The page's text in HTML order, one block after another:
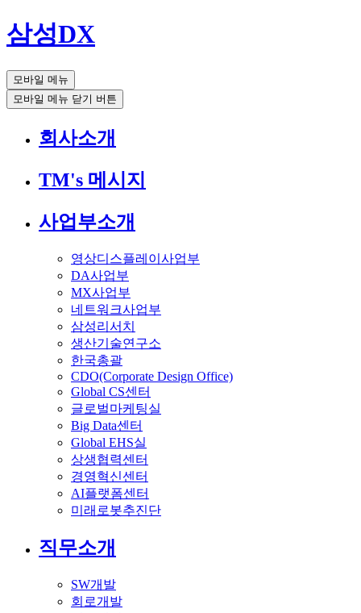
삼성DX
모바일 메뉴
모바일 메뉴 닫기 버튼
회사소개
TM's 메시지
사업부소개
영상디스플레이사업부
DA사업부
MX사업부
네트워크사업부
삼성리서치
생산기술연구소
한국총괄
CDO(Corporate Design Office)
Global CS센터
글로벌마케팅실
Big Data센터
Global EHS실
상생협력센터
경영혁신센터
AI플랫폼센터
미래로봇추진단
직무소개
SW개발
회로개발